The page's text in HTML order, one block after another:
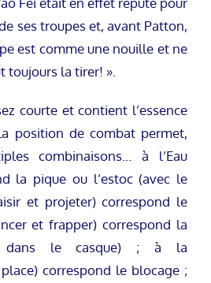
ses troupes et, avant Patton,
est comme une nouille et ne
toujours la tirer! ».
courte et contient l’essence
position de combat permet,
combinaisons… à l’Eau
la pique ou l’estoc (avec le
et projeter) correspond le
et frapper) correspond la
dans le casque) ; à la
correspond le blocage ;